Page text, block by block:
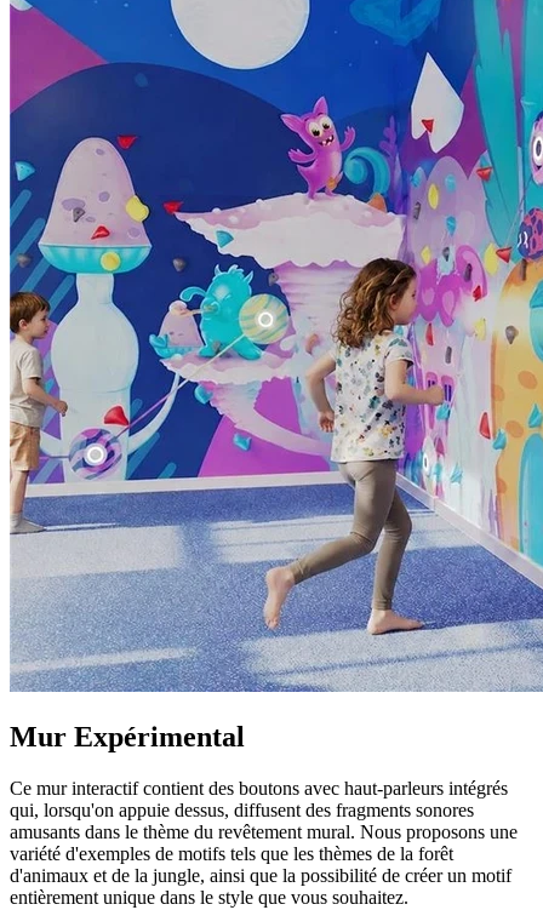
Mur Expérimental
Ce mur interactif contient des boutons avec haut-parleurs intégrés
qui, lorsqu'on appuie dessus, diffusent des fragments sonores
amusants dans le thème du revêtement mural. Nous proposons une
variété d'exemples de motifs tels que les thèmes de la forêt
d'animaux et de la jungle, ainsi que la possibilité de créer un motif
entièrement unique dans le style que vous souhaitez.